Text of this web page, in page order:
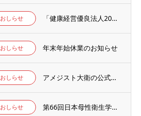
おしらせ 「健康経営優良法人2026」の認定を取得しました。
おしらせ 年末年始休業のお知らせ
おしらせ アメジスト大衛の公式WEBサイト【アメジストAmazonブランドサイト】がオープン！
おしらせ 第66回日本母性衛生学会学術集会の併設出展ブースに出展のお知らせ